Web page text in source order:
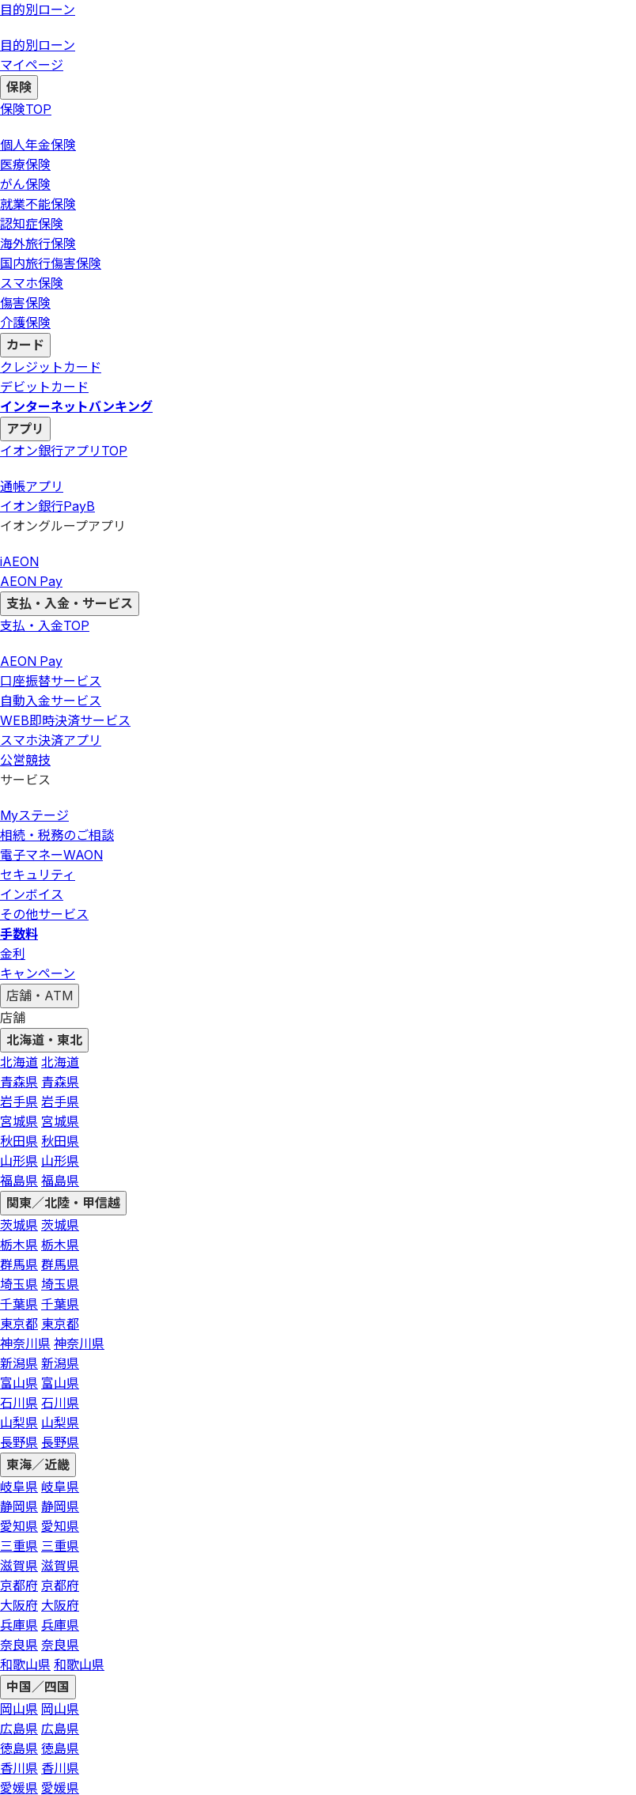
目的別ローン
目的別ローン
マイページ
保険
保険TOP
個人年金保険
医療保険
がん保険
就業不能保険
認知症保険
海外旅行保険
国内旅行傷害保険
スマホ保険
傷害保険
介護保険
カード
クレジットカード
デビットカード
インターネットバンキング
アプリ
イオン銀行アプリ TOP
通帳アプリ
イオン銀行PayB
イオングループアプリ
iAEON
AEON Pay
支払・入金・サービス
支払・入金TOP
AEON Pay
口座振替サービス
自動入金サービス
WEB即時決済サービス
スマホ決済アプリ
公営競技
サービス
Myステージ
相続・税務のご相談
電子マネーWAON
セキュリティ
インボイス
その他サービス
手数料
金利
キャンペーン
店舗・ATM
店舗
北海道・東北
北海道 北海道
青森県 青森県
岩手県 岩手県
宮城県 宮城県
秋田県 秋田県
山形県 山形県
福島県 福島県
関東／北陸・甲信越
茨城県 茨城県
栃木県 栃木県
群馬県 群馬県
埼玉県 埼玉県
千葉県 千葉県
東京都 東京都
神奈川県 神奈川県
新潟県 新潟県
富山県 富山県
石川県 石川県
山梨県 山梨県
長野県 長野県
東海／近畿
岐阜県 岐阜県
静岡県 静岡県
愛知県 愛知県
三重県 三重県
滋賀県 滋賀県
京都府 京都府
大阪府 大阪府
兵庫県 兵庫県
奈良県 奈良県
和歌山県 和歌山県
中国／四国
岡山県 岡山県
広島県 広島県
徳島県 徳島県
香川県 香川県
愛媛県 愛媛県